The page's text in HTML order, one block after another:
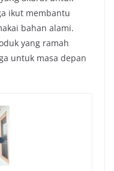
ikut membantu
bahan alami.
yang ramah
untuk masa depan